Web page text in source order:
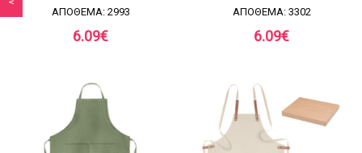
ΑΠΟΘΕΜΑ: 2993
6.09€
ΑΠΟΘΕΜΑ: 3302
6.09€